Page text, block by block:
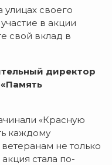
улицах своего
в акции
свой вклад в
директор
«Красную
каждому
не только
стала по-